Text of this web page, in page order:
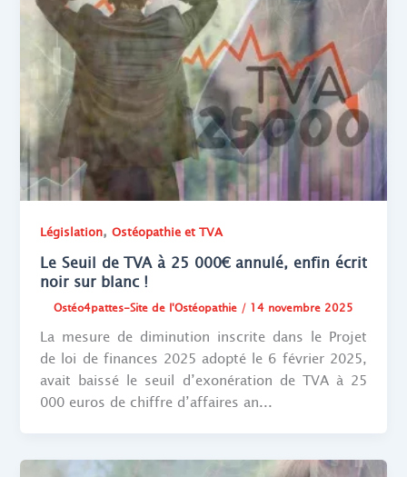
Législation,Ostéopathie et TVA
Le Seuil de TVA à 25 000€ annulé, enfin écrit
noir sur blanc !
Ostéo4pattes-Site de l'Ostéopathie / 14 novembre 2025
La mesure de diminution inscrite dans le Projet
de loi de finances 2025 adopté le 6 février 2025,
avait baissé le seuil d’exonération de TVA à 25
000 euros de chiffre d’affaires an...